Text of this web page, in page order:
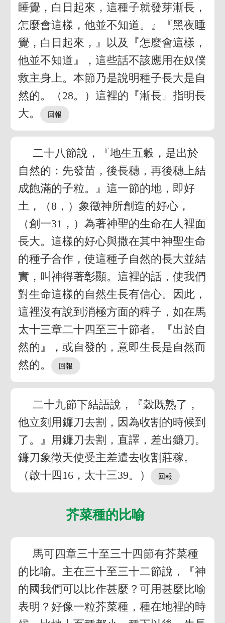
睡覺，白日起來，這種子就發芽漸長，
怎麼會這樣，他並不知道。』『黑夜睡
覺，白日起來，』以及『怎麼會這樣，
他並不知道』，這些話不該應用在奴僕
救主身上。本節乃是說明種子長大是自
然的。（28。）這裡的『漸長』指明長
大。
二十八節說，『地生五穀，是出於
自然的：先發苗，後長穗，再後穗上結
成飽滿的子粒。』這一節的地，即好
土，（8，）象徵神所創造的好心，
（創一31，）為著神聖的生命在人裡面
長大。這樣的好心與撒在其中神聖生命
的種子合作，使這種子自然的長大並結
實，叫神得著彰顯。這裡的話，使我們
對生命這樣的自然生長有信心。因此，
這裡沒有說到消極方面的稗子，如在馬
太十三章二十四至三十節者。『出於自
然的』，或自發的，意即生長是自然而
然的。
二十九節下結語說，『穀既熟了，
他立刻用鐮刀去割，因為收割的時候到
了。』用鐮刀去割，直譯，差出鐮刀。
鐮刀象徵天使受主差遣去收割莊稼。
（啟十四16，太十三39。）
芥菜種的比喻
馬可四章三十至三十四節有芥菜種
的比喻。主在三十至三十二節說，『神
的國我們可以比作甚麼？可用甚麼比喻
表明？好像一粒芥菜種，種在地裡的時